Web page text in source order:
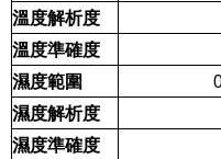
溫度解析度
溫度準確度
濕度範圍
濕度解析度
濕度準確度